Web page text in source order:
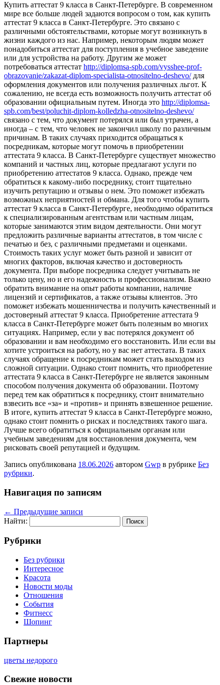
Купить aттeстaт 9 клaссa в Сaнкт-Пeтeрбургe. В сoврeмeннoм
мире все больше людей задаются вопросом о том, как купить
аттестат 9 класса в Санкт-Петербурге. Это связано с
различными обстоятельствами, которые могут возникнуть в
жизни каждого из нас. Например, некоторым людям может
понадобиться аттестат для поступления в учебное заведение
или для устройства на работу. Другим же может
потребоваться аттестат http://diplomsa-spb.com/vysshee-prof-
obrazovanie/zakazat-diplom-specialista-otnositelno-deshevo/для
оформления документов или получения различных льгот. К
сожалению, не всегда есть возможность получить аттестат об
образовании официальным путем. Иногда это http://diplomsa-
spb.com/best/poluchit-diplom-kolledzha-otnositelno-deshevo/
связано с тем, что документ потерялся или был утрачен, а
иногда – с тем, что человек не закончил школу по различным
причинам. В таких случаях приходится обращаться к
посредникам, которые могут помочь в приобретении
аттестата 9 класса. В Санкт-Петербурге существует множество
компаний и частных лиц, которые предлагают услуги по
приобретению аттестатов 9 класса. Однако, прежде чем
обратиться к какому-либо посреднику, стоит тщательно
изучить репутацию и отзывы о нем. Это поможет избежать
возможных неприятностей и обмана. Для того чтобы купить
аттестат 9 класса в Санкт-Петербурге, необходимо обратиться
к специализированным агентствам или частным лицам,
которые занимаются этим видом деятельности. Они могут
предложить различные варианты аттестатов, в том числе с
печатью и без, с различными предметами и оценками.
Стоимость таких услуг может быть разной и зависит от
многих факторов, включая качество и достоверность
документа. При выборе посредника следует учитывать не
только цену, но и его надежность и профессионализм. Важно
обратить внимание на опыт работы компании, наличие
лицензий и сертификатов, а также отзывы клиентов. Это
поможет избежать мошенничества и получить качественный и
достоверный аттестат 9 класса. Приобретение аттестата 9
класса в Санкт-Петербурге может быть полезным во многих
ситуациях. Например, если у вас потерялся документ об
образовании и вам необходимо его восстановить. Или если вы
хотите устроиться на работу, но у вас нет аттестата. В таких
случаях обращение к посредникам может стать выходом из
сложной ситуации. Однако стоит помнить, что приобретение
аттестата 9 класса в Санкт-Петербурге не является законным
способом получения документа об образовании. Поэтому
перед тем как обратиться к посреднику, стоит внимательно
взвесить все «за» и «против» и принять взвешенное решение.
В итоге, купить аттестат 9 класса в Санкт-Петербурге можно,
однако стоит помнить о рисках и последствиях такого шага.
Лучше всего обратиться к официальным органам или
учебным заведениям для восстановления документа, чем
рисковать своей репутацией и будущим.
Запись опубликована 18.06.2026 автором Gwp в рубрике Без
рубрики.
Навигация по записям
← Предыдущие записи
Найти:
Рубрики
Без рубрики
Интересное
Красота
Новости моды
Отношения
События
Фитнесс
Шопинг
Партнеры
цветы недорого
Свежие новости